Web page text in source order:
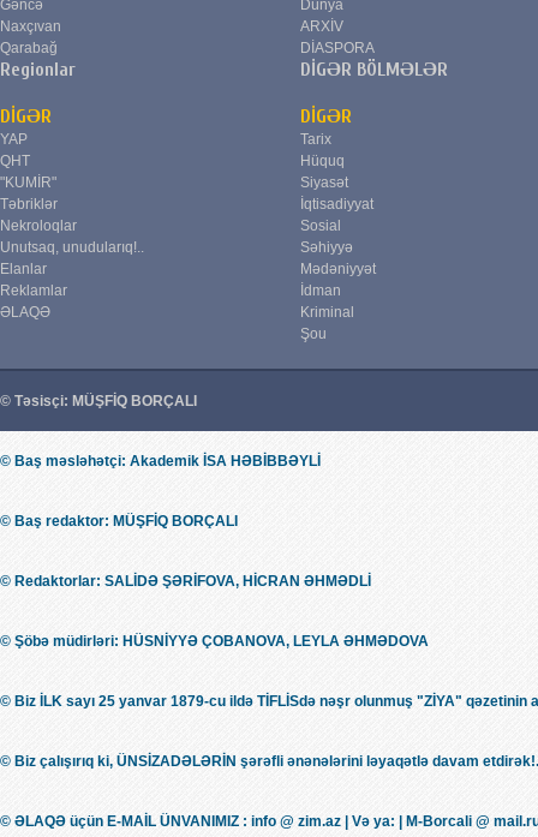
Gəncə
Naxçıvan
Qarabağ
Regionlar
Dünya
ARXİV
DİASPORA
DİGƏR BÖLMƏLƏR
DİGƏR
YAP
QHT
"KUMİR"
Təbriklər
Nekroloqlar
Unutsaq, unudularıq!..
Elanlar
Reklamlar
ƏLAQƏ
DİGƏR
Tarix
Hüquq
Siyasət
İqtisadiyyat
Sosial
Səhiyyə
Mədəniyyət
İdman
Kriminal
Şou
© Təsisçi: MÜŞFİQ BORÇALI
© Baş məsləhətçi: Akademik İSA HƏBİBBƏYLİ
© Baş redaktor: MÜŞFİQ BORÇALI
© Redaktorlar: SALİDƏ ŞƏRİFOVA, HİCRAN ƏHMƏDLİ
© Şöbə müdirləri: HÜSNİYYƏ ÇOBANOVA, LEYLA ƏHMƏDOVA
© Biz İLK sayı 25 yanvar 1879-cu ildə TİFLİSdə nəşr olunmuş "ZİYA" qəzetinin
© Biz çalışırıq ki, ÜNSİZADƏLƏRİN şərəfli ənənələrini ləyaqətlə davam
© ƏLAQƏ üçün E-MAİL ÜNVANIMIZ : info @ zim.az | Və ya: | M-Borcali @